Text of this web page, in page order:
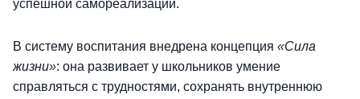
успешной самореализации.
В систему воспитания внедрена концепция «Сила
жизни»: она развивает у школьников умение
справляться с трудностями, сохранять внутреннюю